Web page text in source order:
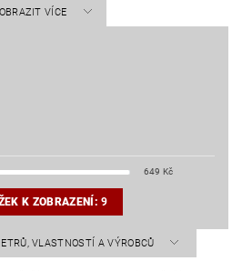
VÍCE
649 Kč
K ZOBRAZENÍ:9
VLASTNOSTÍ A VÝROBCŮ